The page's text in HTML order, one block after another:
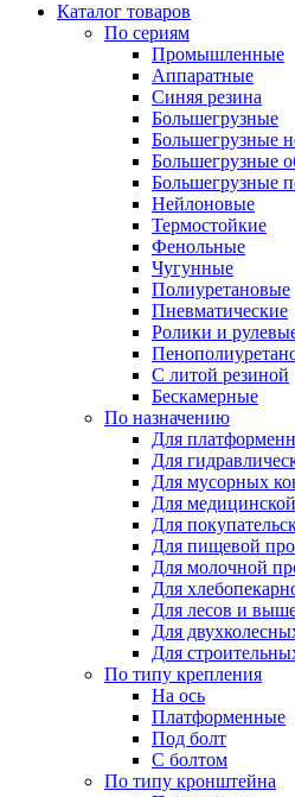
Каталог товаров
По сериям
Промышленные
Аппаратные
Синяя резина
Большегрузные
Большегрузные
Большегрузные
Большегрузные
Нейлоновые
Термостойкие
Фенольные
Чугунные
Полиуретановые
Пневматические
Ролики и
С литой резиной
Бескамерные
По назначению
Для
Для
Для мусорных
Для
Для
Для пищевой
Для молочной
Для
Для лесов и
Для
Для
По типу крепления
На ось
Платформенные
Под болт
С болтом
По типу кронштейна